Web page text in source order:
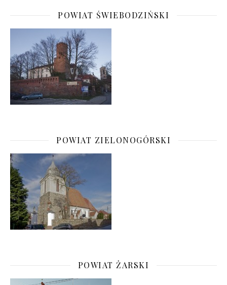
POWIAT ŚWIEBODZIŃSKI
POWIAT ZIELONOGÓRSKI
POWIAT ŻARSKI